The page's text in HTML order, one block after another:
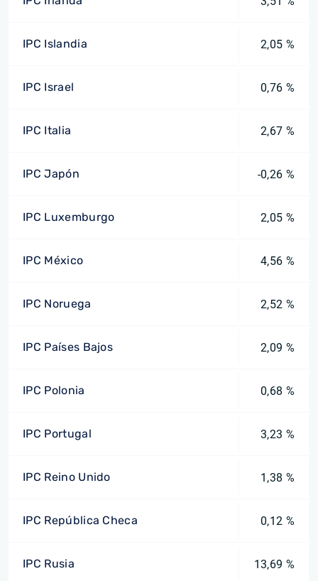
IPC Islandia 2,05 %
IPC Israel 0,76 %
IPC Italia 2,67 %
IPC Japón -0,26 %
IPC Luxemburgo 2,05 %
IPC México 4,56 %
IPC Noruega 2,52 %
IPC Países Bajos 2,09 %
IPC Polonia 0,68 %
IPC Portugal 3,23 %
IPC Reino Unido 1,38 %
IPC República Checa 0,12 %
IPC Rusia 13,69 %